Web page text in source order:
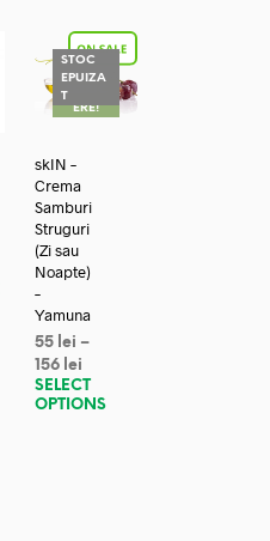
STOC
EPUIZA
TREDUC
ERE!
skIN –
Crema
Samburi
Struguri
(Zi sau
Noapte)
–
Yamuna
55 lei –
156 lei
SELECT
OPTIONS